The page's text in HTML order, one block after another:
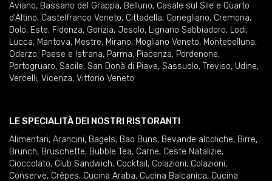
Aviano, Bassano del Grappa, Belluno, Casale sul Sile e Quarto
d'Altino, Castelfranco Veneto, Cittadella, Conegliano, Cremona,
Dolo, Este, Fidenza, Gorizia, Jesolo, Lignano Sabbiadoro, Lodi,
Lucca, Mantova, Mestre, Mirano, Mogliano Veneto, Montebelluna,
Oderzo, Paese e Istrana, Parma, Piacenza, Pordenone,
Portogruaro, Sacile, San Donà di Piave, Sassuolo, Treviso, Udine,
Vercelli, Vicenza, Vittorio Veneto
LE SPECIALITÀ DEI NOSTRI RISTORANTI
Alimentari, Arancini, Bagels, Bao Buns, Bevande alcoliche, Birre,
Brunch, Bruschette, Bubble Tea, Carne, Ceste Natalizie,
Cioccolato, Club Sandwich, Cocktail , Colazioni, Colazioni,
Conserve, Crêpes, Cucina Araba, Cucina Balcanica, Cucina